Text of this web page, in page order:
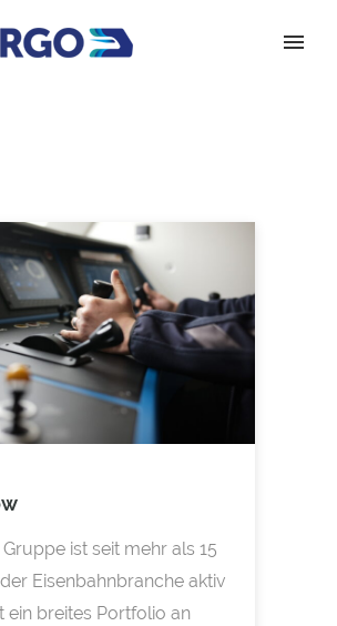
Gruppe ist seit mehr als 15
Eisenbahnbranche aktiv
ein breites Portfolio an